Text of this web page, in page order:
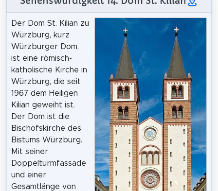
Der Dom St. Kilian zu
Würzburg, kurz
Würzburger Dom,
ist eine römisch-
katholische Kirche in
Würzburg, die seit
1967 dem Heiligen
Kilian geweiht ist.
Der Dom ist die
Bischofskirche des
Bistums Würzburg.
Mit seiner
Doppelturmfassade
und einer
Gesamtlänge von